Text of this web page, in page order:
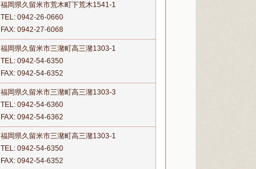
福岡県久留米市荒木町下荒木1541-1
TEL: 0942-26-0660
FAX: 0942-27-6068
福岡県久留米市三潴町高三潴1303-1
TEL: 0942-54-6350
FAX: 0942-54-6352
福岡県久留米市三潴町高三潴1303-3
TEL: 0942-54-6360
FAX: 0942-54-6362
福岡県久留米市三潴町高三潴1303-1
TEL: 0942-54-6350
FAX: 0942-54-6352